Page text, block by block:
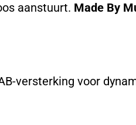
aanstuurt. Made By
versterking voor